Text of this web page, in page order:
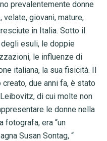
prevalentemente donne
velate, giovani, mature,
in Italia. Sotto il
esuli, le doppie
le influenze di
italiana, la sua fisicità. Il
due anni fa, è stato
di cui molte non
le donne nella
fotografa, era “un
Susan Sontag, “